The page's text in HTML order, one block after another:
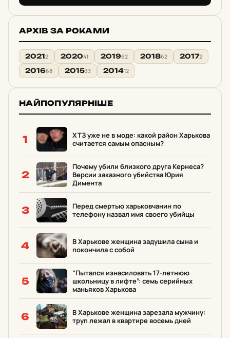
АРХІВ ЗА РОКАМИ
20212 202041 201962 201862 20172
201668 201533 201412
НАЙПОПУЛЯРНІШЕ
1
ХТЗ уже не в моде: какой район Харькова
считается самым опасным?
2
Почему убили близкого друга Кернеса?
Версии заказного убийства Юрия
Димента
3
Перед смертью харьковчанин по
телефону назвал имя своего убийцы
4
В Харькове женщина задушила сына и
покончила с собой
5
“Пытался изнасиловать 17-летнюю
школьницу в лифте”: семь серийных
маньяков Харькова
6
В Харькове женщина зарезала мужчину:
труп лежал в квартире восемь дней